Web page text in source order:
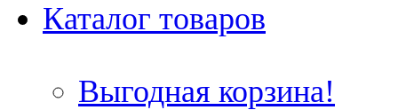
Каталог товаров
Выгодная корзина!